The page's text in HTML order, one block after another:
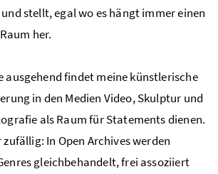
stellt, egal wo es hängt immer einen
her.
ausgehend findet meine künstlerische
in den Medien Video, Skulptur und
als Raum für Statements dienen.
zufällig: In Open Archiveswerden
gleichbehandelt, frei assoziiert